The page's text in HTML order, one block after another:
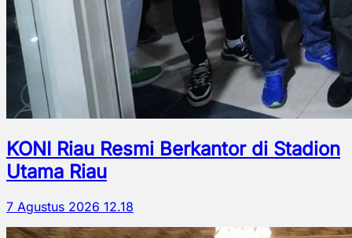
KONI Riau Resmi Berkantor di Stadion
Utama Riau
7 Agustus 2026 12.18